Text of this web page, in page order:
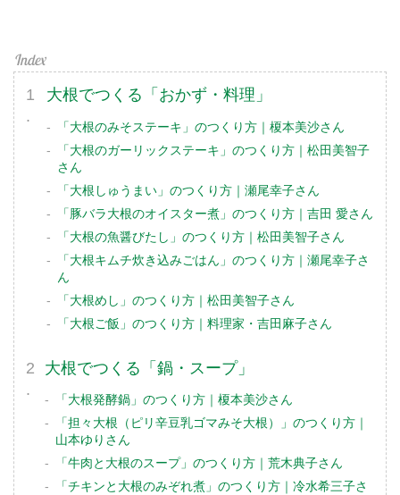
大根でつくる「おかず・料理」
「大根のみそステーキ」のつくり方｜榎本美沙さん
「大根のガーリックステーキ」のつくり方｜松田美智子
さん
「大根しゅうまい」のつくり方｜瀬尾幸子さん
「豚バラ大根のオイスター煮」のつくり方｜吉田 愛さん
「大根の魚醤びたし」のつくり方｜松田美智子さん
「大根キムチ炊き込みごはん」のつくり方｜瀬尾幸子さ
ん
「大根めし」のつくり方｜松田美智子さん
「大根ご飯」のつくり方｜料理家・吉田麻子さん
大根でつくる「鍋・スープ」
「大根発酵鍋」のつくり方｜榎本美沙さん
「担々大根（ピリ辛豆乳ゴマみそ大根）」のつくり方｜
山本ゆりさん
「牛肉と大根のスープ」のつくり方｜荒木典子さん
「チキンと大根のみぞれ煮」のつくり方｜冷水希三子さ